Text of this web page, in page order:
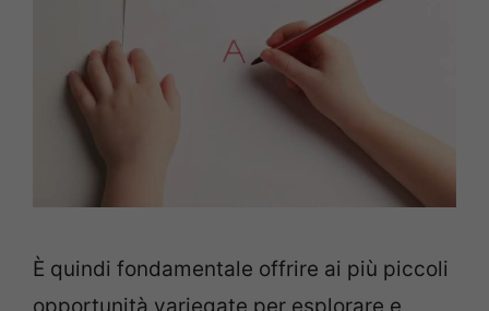
È quindi fondamentale offrire ai più piccoli
opportunità variegate per esplorare e